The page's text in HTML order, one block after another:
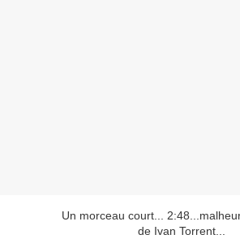
Un morceau court...
de Ivan Torrent...